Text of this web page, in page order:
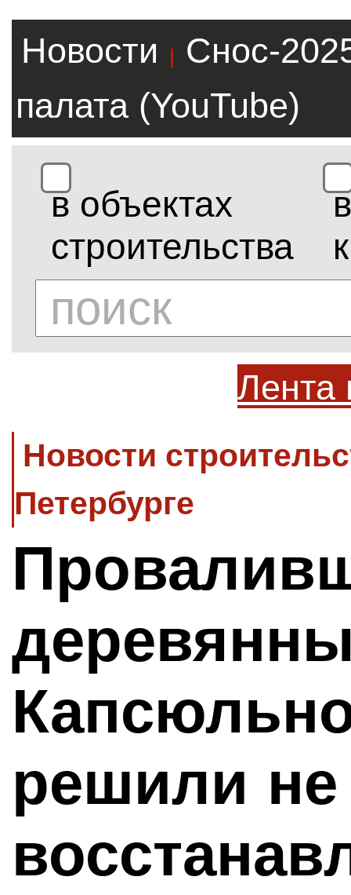
Новости |
Снос-
палата (YouTube)
в объектах
строительства
в
Лента
Новости
Петербурге
решили не